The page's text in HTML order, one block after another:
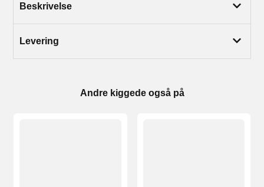
Beskrivelse
Levering
Andre kiggede også på